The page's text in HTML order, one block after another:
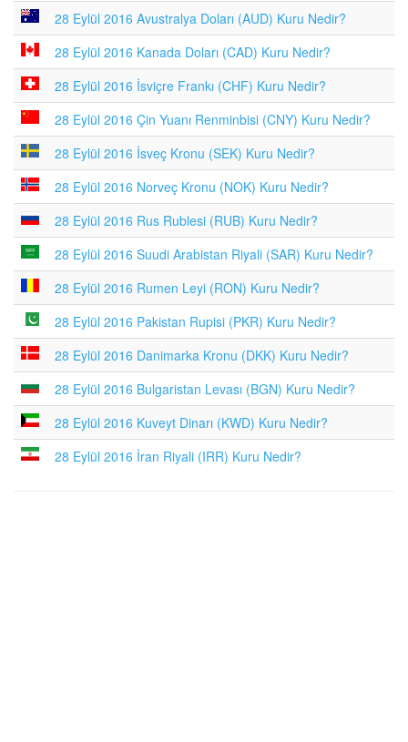
28 Eylül 2016 Avustralya Doları (AUD) Kuru Nedir?
28 Eylül 2016 Kanada Doları (CAD) Kuru Nedir?
28 Eylül 2016 İsviçre Frankı (CHF) Kuru Nedir?
28 Eylül 2016 Çin Yuanı Renminbisi (CNY) Kuru Nedir?
28 Eylül 2016 İsveç Kronu (SEK) Kuru Nedir?
28 Eylül 2016 Norveç Kronu (NOK) Kuru Nedir?
28 Eylül 2016 Rus Rublesi (RUB) Kuru Nedir?
28 Eylül 2016 Suudi Arabistan Riyali (SAR) Kuru Nedir?
28 Eylül 2016 Rumen Leyi (RON) Kuru Nedir?
28 Eylül 2016 Pakistan Rupisi (PKR) Kuru Nedir?
28 Eylül 2016 Danimarka Kronu (DKK) Kuru Nedir?
28 Eylül 2016 Bulgaristan Levası (BGN) Kuru Nedir?
28 Eylül 2016 Kuveyt Dinarı (KWD) Kuru Nedir?
28 Eylül 2016 İran Riyali (IRR) Kuru Nedir?